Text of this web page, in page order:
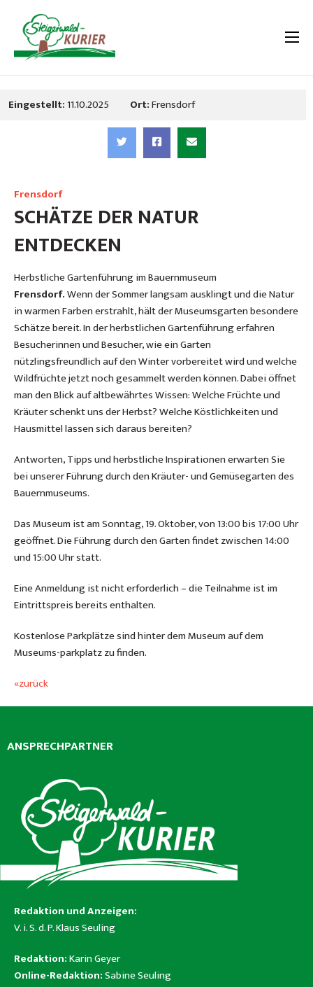
Eingestellt:11.10.2025 Ort:Frensdorf
Frensdorf
SCHÄTZE DER NATUR
ENTDECKEN
Herbstliche Gartenführung im Bauernmuseum
Frensdorf.Wenn der Sommer langsam ausklingt und die Natur
in warmen Farben erstrahlt, hält der Museumsgarten besondere
Schätze bereit. In der herbstlichen Gartenführung erfahren
Besucherinnen und Besucher, wie ein Garten
nützlingsfreundlich auf den Winter vorbereitet wird und welche
Wildfrüchte jetzt noch gesammelt werden können. Dabei öffnet
man den Blick auf altbewährtes Wissen: Welche Früchte und
Kräuter schenkt uns der Herbst? Welche Köstlichkeiten und
Hausmittel lassen sich daraus bereiten?
Antworten, Tipps und herbstliche Inspirationen erwarten Sie
bei unserer Führung durch den Kräuter- und Gemüsegarten des
Bauernmuseums.
Das Museum ist am Sonntag, 19. Oktober, von 13:00 bis 17:00 Uhr
geöffnet. Die Führung durch den Garten findet zwischen 14:00
und 15:00 Uhr statt.
Eine Anmeldung ist nicht erforderlich – die Teilnahme ist im
Eintrittspreis bereits enthalten.
Kostenlose Parkplätze sind hinter dem Museum auf dem
Museums-parkplatz zu finden.
«zurück
ANSPRECHPARTNER
Redaktion und Anzeigen:
V. i. S. d. P. Klaus Seuling
Redaktion:Karin Geyer
Online-Redaktion:Sabine Seuling